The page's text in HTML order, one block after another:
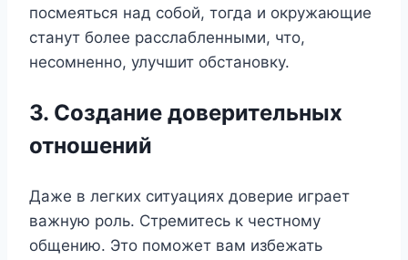
посмеяться над собой, тогда и окружающие
станут более расслабленными, что,
несомненно, улучшит обстановку.
3. Создание доверительных
отношений
Даже в легких ситуациях доверие играет
важную роль. Стремитесь к честному
общению. Это поможет вам избежать